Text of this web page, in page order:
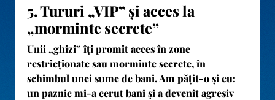
5. Tururi „VIP” și acces la
„morminte secrete”
Unii „ghizi” îți promit acces în zone
restricționate sau morminte secrete, în
schimbul unei sume de bani. Am pățit-o și eu:
un paznic mi-a cerut bani și a devenit agresiv